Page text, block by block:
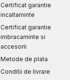
Certificat garantie
incaltaminte
Certificat garantie
imbracaminte si
accesorii
Metode de plata
Conditii de livrare